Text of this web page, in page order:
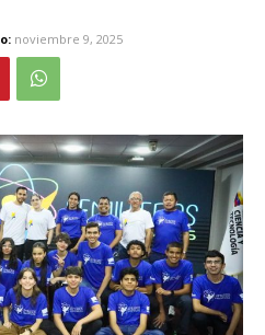
noviembre 9, 2025